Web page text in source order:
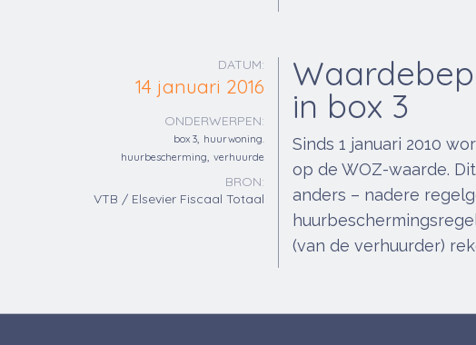
DATUM:
14 januari 2016
ONDERWERPEN:
box 3, huurwoning.
huurbescherming,verhuurde
BRON:
VTB / Elsevier Fiscaal Totaal
in box 3
Sinds 1 januari 2010
op de WOZ-waarde.
anders – nadere
(van de verhuurder)